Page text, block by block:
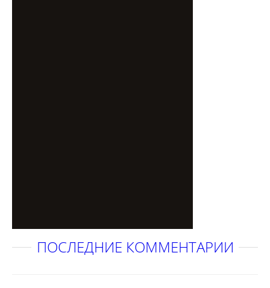
ПОСЛЕДНИЕ КОММЕНТАРИИ